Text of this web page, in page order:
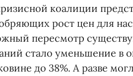
коалиции
рост цен для
пересмотр
стало уменьшение в
до 38%. А разве